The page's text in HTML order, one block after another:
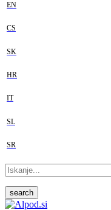
EN
CS
SK
HR
IT
SL
SR
search